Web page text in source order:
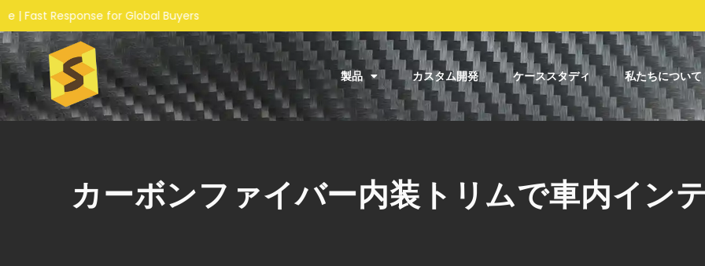
for Global Buyers
製品 カスタム開発 ケーススタディ 私たちについて
カーボンファイバー内装トリムで車内イン